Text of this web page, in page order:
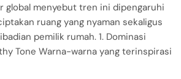
global menyebut tren ini dipengaruhi
ruang yang nyaman sekaligus
pemilik rumah. 1. Dominasi
Tone Warna-warna yang terinspirasi